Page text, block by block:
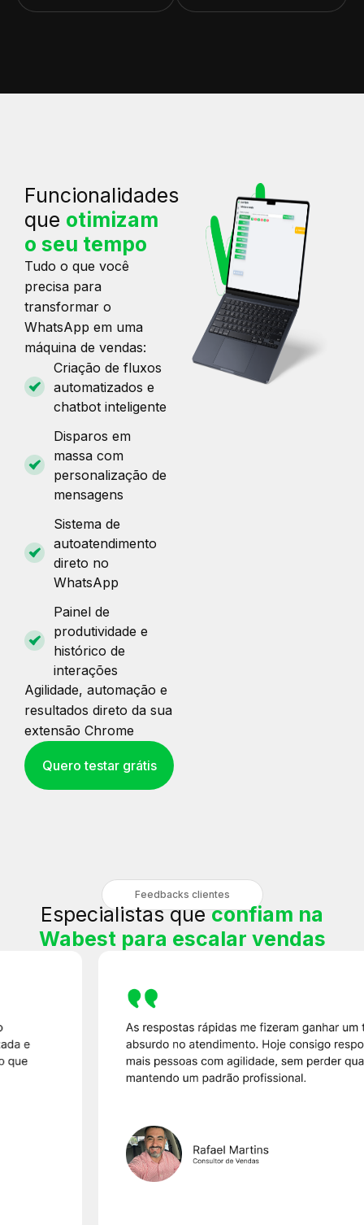
Funcionalidades
que otimizam
o seu tempo
Tudo o que você
precisa para
transformar o
WhatsApp em uma
máquina de vendas:
Criação de fluxos
automatizados e
chatbot inteligente
Disparos em
massa com
personalização de
mensagens
Sistema de
autoatendimento
direto no
WhatsApp
Painel de
produtividade e
histórico de
interações
Agilidade, automação e
resultados direto da sua
extensão Chrome
Quero testar grátis
Feedbacks clientes
Especialistas queconfiam na
Wabest para escalar vendas